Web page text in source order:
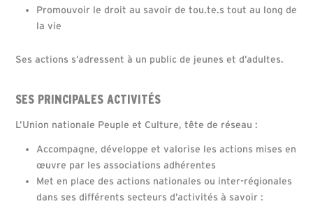
Promouvoir le droit au savoir de tou.te.s tout au long de
la vie
Ses actions s’adressent à un public de jeunes et d’adultes.
SES PRINCIPALES ACTIVITÉS
L’Union nationale Peuple et Culture, tête de réseau :
Accompagne, développe et valorise les actions mises en
œuvre par les associations adhérentes
Met en place des actions nationales ou inter-régionales
dans ses différents secteurs d’activités à savoir :